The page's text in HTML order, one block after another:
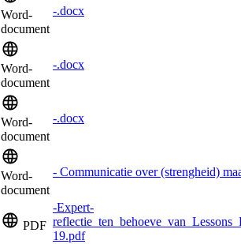
Word-
document
-.docx
Word-
document
-.docx
Word-
document
-.docx
Word-
document
- Communicatie over (strengheid)
PDF
-Expert-
19.pdf